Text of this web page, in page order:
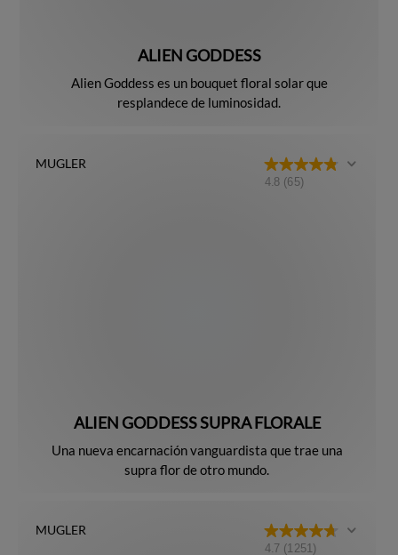
ALIEN GODDESS
Alien Goddess es un bouquet floral solar que
resplandece de luminosidad.
MUGLER
4.8 (65)
ALIEN GODDESS SUPRA FLORALE
Una nueva encarnación vanguardista que trae una
supra flor de otro mundo.
MUGLER
4.7 (1251)